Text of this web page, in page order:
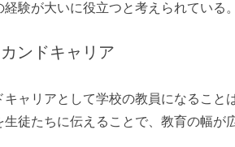
験が大いに役立つと考えられている。
ンドキャリア
ャリアとして学校の教員になること
徒たちに伝えることで、教育の幅が